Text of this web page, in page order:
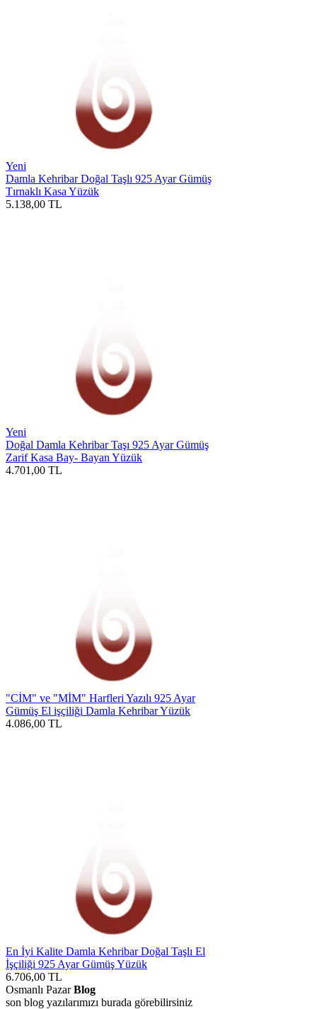
Yeni
Damla Kehribar Doğal Taşlı 925 Ayar Gümüş
Tırnaklı Kasa Yüzük
5.138,00 TL
Yeni
Doğal Damla Kehribar Taşı 925 Ayar Gümüş
Zarif Kasa Bay- Bayan Yüzük
4.701,00 TL
"CİM" ve "MİM" Harfleri Yazılı 925 Ayar
Gümüş El işçiliği Damla Kehribar Yüzük
4.086,00 TL
En İyi Kalite Damla Kehribar Doğal Taşlı El
İşçiliği 925 Ayar Gümüş Yüzük
6.706,00 TL
Osmanlı PazarBlog
son blog yazılarımızı burada görebilirsiniz